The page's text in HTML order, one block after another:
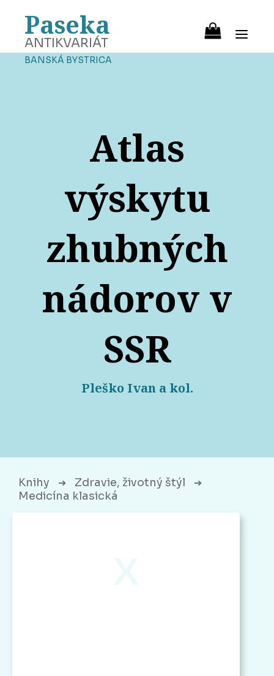
Paseka
ANTIKVARIÁT
BANSKÁ BYSTRICA
Atlas
výskytu
zhubných
nádorov v
SSR
Pleško Ivan a kol.
Knihy ➔ Zdravie, životný štýl ➔
Medicína klasická